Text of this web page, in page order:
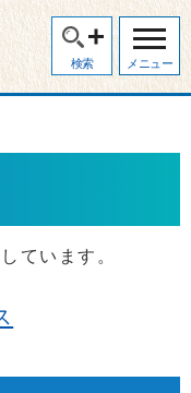
検索 メニュー
ています。